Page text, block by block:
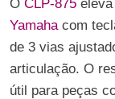
O CLP-875
Yamahacom
de 3 vias
articulação. O
útil para peças